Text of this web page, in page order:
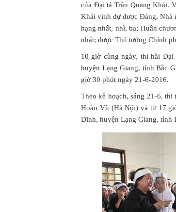
của Đại tá Trần Quang Khải.
Khải vinh dự được Đảng, Nhà
hạng nhất, nhì, ba; Huân
nhất; được Thủ tướng Chính
10 giờ cùng ngày, thi hài Đại
huyện Lạng Giang, tỉnh Bắc
giờ 30 phút ngày 21-6-2016.
Theo kế hoạch, sáng 21-6,
Hoàn Vũ (Hà Nội) và từ 17
Dĩnh, huyện Lạng Giang, tỉnh